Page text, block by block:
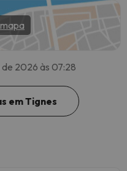
2026 às 07:28
em Tignes